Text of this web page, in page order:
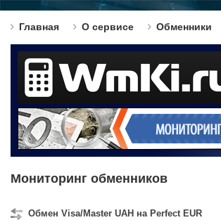
Главная О сервисе Обменники
Мониторинг обменников
Обмен Visa/Master UAH на Perfect EUR